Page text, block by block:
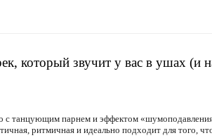
который звучит у вас в ушах (и
с танцующим парнем и эффектом
ритмичная и идеально подходит для того,